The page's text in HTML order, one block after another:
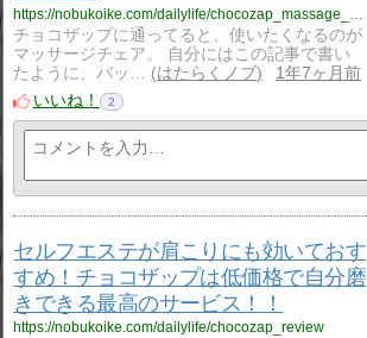
https://nobukoike.com/dailylife/chocozap_massage_chair
チョコザップに通ってると、使いたくなるのが
マッサージチェア。 自分にはこの記事で書い
たように、バッ…
はたらくノブ
1年7ヶ月前
いいね！
2
セルフエステが肩こりにも効いておす
すめ！チョコザップは低価格で自分磨
きできる最高のサービス！！
https://nobukoike.com/dailylife/chocozap_review